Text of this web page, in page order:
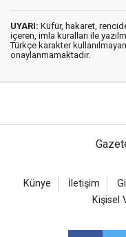
UYARI: Küfür, hakaret,
içeren, imla kuralları ile
Türkçe karakter
onaylanmamaktadır.
Künye İletişim
Kişisel